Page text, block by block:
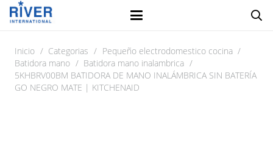
Inicio / Categorias / Pequeño electrodomestico cocina /
Batidora mano / Batidora mano inalambrica /
5KHBRV00BM BATIDORA DE MANO INALÁMBRICA SIN BATERÍA
GO NEGRO MATE | KITCHENAID